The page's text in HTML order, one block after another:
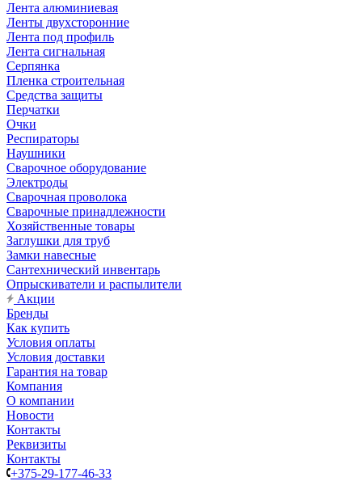
Лента алюминиевая
Ленты двухсторонние
Лента под профиль
Лента сигнальная
Серпянка
Пленка строительная
Средства защиты
Перчатки
Очки
Респираторы
Наушники
Сварочное оборудование
Электроды
Сварочная проволока
Сварочные принадлежности
Хозяйственные товары
Заглушки для труб
Замки навесные
Сантехнический инвентарь
Опрыскиватели и распылители
Акции
Бренды
Как купить
Условия оплаты
Условия доставки
Гарантия на товар
Компания
О компании
Новости
Контакты
Реквизиты
Контакты
+375-29-177-46-33